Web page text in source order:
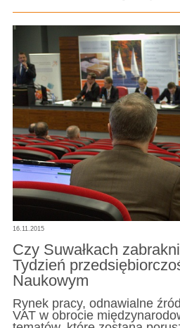
16.11.2015
Czy Suwałkach
Tydzień
Naukowym
Rynek pracy, odnawialne
VAT w obrocie